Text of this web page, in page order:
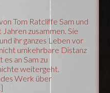
Tom Ratcliffe Sam und
zusammen. Sie
ihr ganzes Leben vor
umkehrbare Distanz
an Sam zu
weitergeht.
Werk über